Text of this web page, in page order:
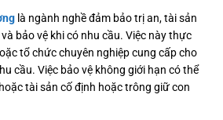
là ngành nghề đảm bảo trị an, tài sản
bảo vệ khi có nhu cầu. Việc này thực
tổ chức chuyên nghiệp cung cấp cho
cầu. Việc bảo vệ không giới hạn có thể
tài sản cố định hoặc trông giữ con